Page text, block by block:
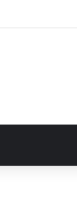
Semifinal Piala